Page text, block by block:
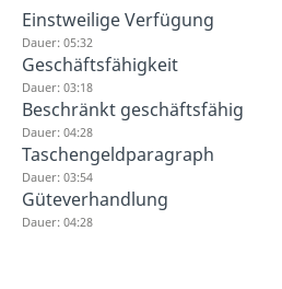
Einstweilige Verfügung
Dauer: 05:32
Geschäftsfähigkeit
Dauer: 03:18
Beschränkt geschäftsfähig
Dauer: 04:28
Taschengeldparagraph
Dauer: 03:54
Güteverhandlung
Dauer: 04:28